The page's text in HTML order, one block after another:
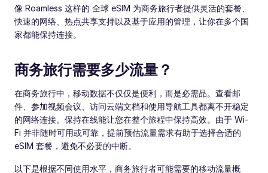
像 Roamless 这样的 全球 eSIM 为商务旅行者提供灵活的套餐、
快速的网络、热点共享支持以及基于应用的管理，让你在多个国
家都能保持连接。
商务旅行需要多少流量？
在商务旅行中，移动数据不仅仅是便利，而是必需品。查看邮
件、参加视频会议、访问云端文档和使用导航工具都离不开稳定
的网络连接。保持在线能让您在整个旅程中保持高效。由于 Wi-
Fi 并非随时可用或可靠，提前预估流量需求有助于选择合适的
eSIM 套餐，避免不必要的中断。
以下是根据不同使用水平，商务旅行者可能需要的移动流量概